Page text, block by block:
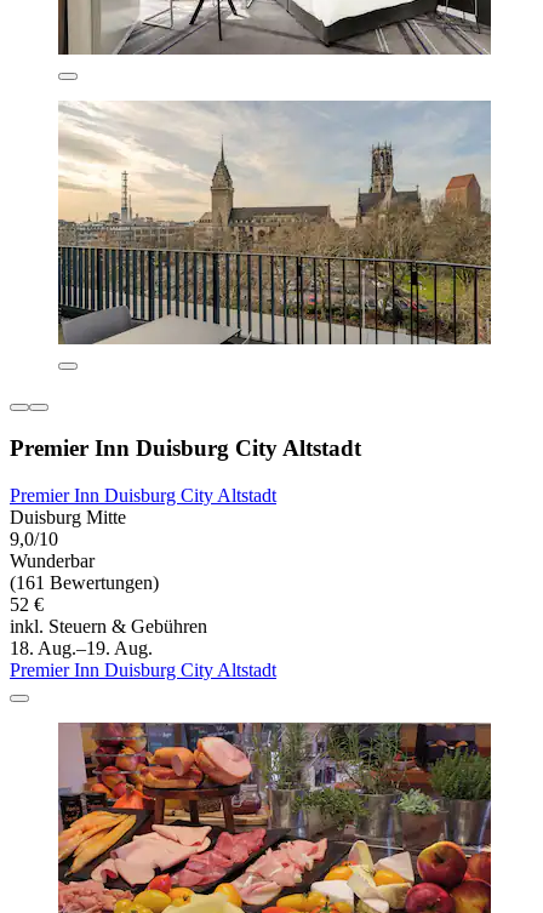
Premier Inn Duisburg City Altstadt
Premier Inn Duisburg City Altstadt
Duisburg Mitte
9,0/10
Wunderbar
(161 Bewertungen)
52 €
inkl. Steuern & Gebühren
18. Aug.–19. Aug.
Premier Inn Duisburg City Altstadt